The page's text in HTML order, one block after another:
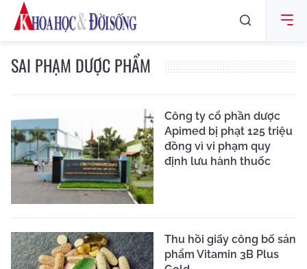
SAI PHẠM DƯỢC PHẨM
Công ty cổ phần dược
Apimed bị phạt 125 triệu
đồng vì vi phạm quy
định lưu hành thuốc
Thu hồi giấy công bố sản
phẩm Vitamin 3B Plus